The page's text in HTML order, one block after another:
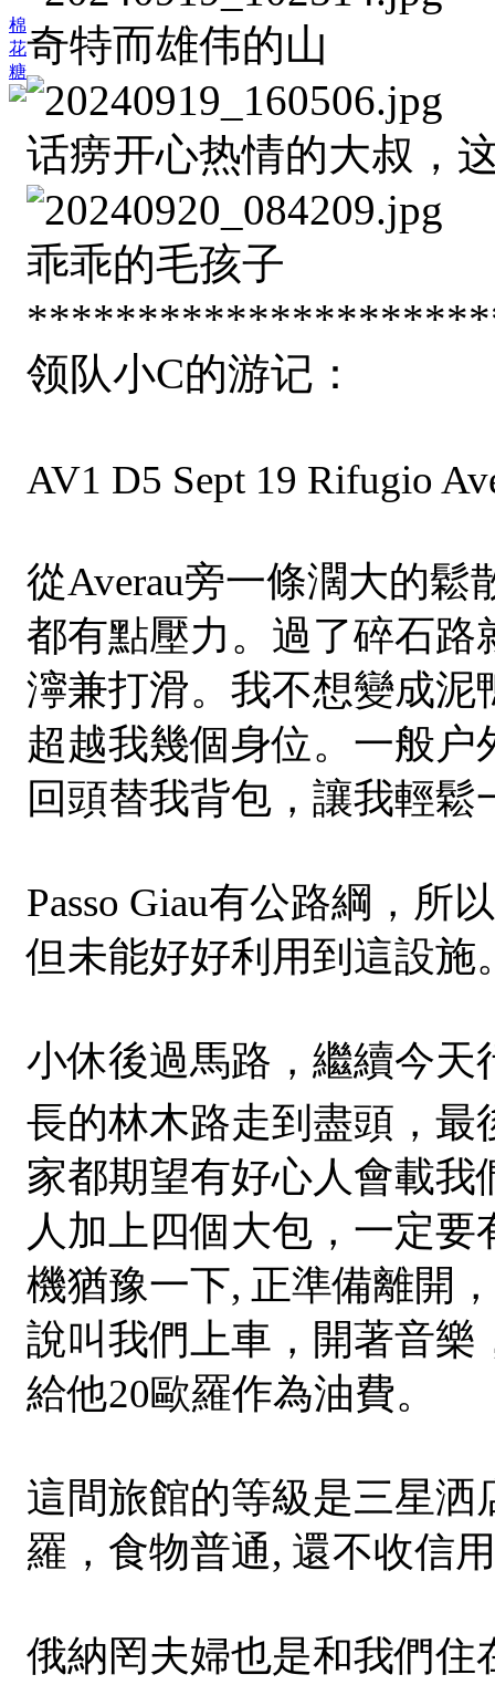
棉
花
糖
奇特而雄伟的山
话痨开心热情的大叔，
乖乖的毛孩子
领队小C的游记：
AV1 D5 Sept 19 Rifugio
從Averau旁一條濶大的鬆
都有點壓力。過了碎石
濘兼打滑。我不想變成泥
超越我幾個身位。一般
回頭替我背包，讓我輕
Passo Giau有公路綱，所
但未能好好利用到這設施
小休後過馬路，繼續今
長的林木路走到盡頭，最
家都期望有好心人會載
人加上四個大包，一定
機猶豫一下, 正準備離開
說叫我們上車，開著音樂
給他20歐羅作為油費。
這間旅館的等級是三星洒
羅，食物普通, 還不收信
俄納罔夫婦也是和我們住